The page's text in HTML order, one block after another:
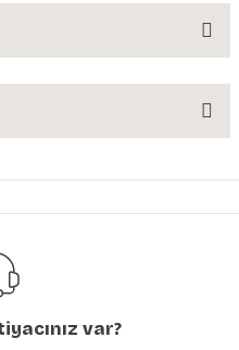
soru sorulmamış.
kullanarak tarafımıza
var?